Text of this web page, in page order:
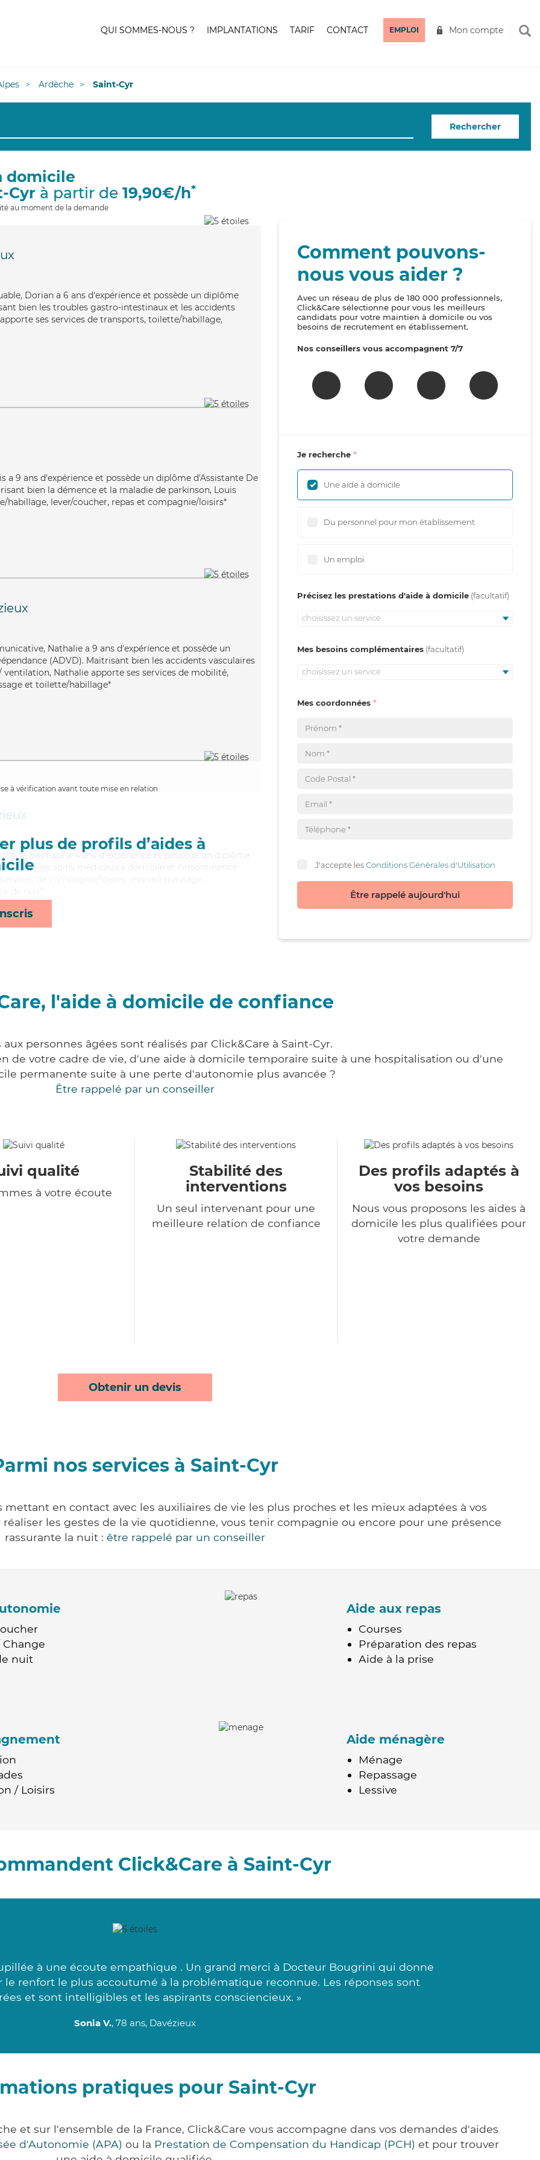
QUI SOMMES-NOUS ? IMPLANTATIONS TARIF CONTACT EMPLOI Mon compte
Ardèche Saint-Cyr
Rechercher
domicile
Cyr à partir de 19,90€/h*
au moment de la demande
Dorian a 6 ans d'expérience et possède un diplôme
bien les troubles gastro-intestinaux et les accidents
ses services de transports, toilette/habillage,
a 9 ans d'expérience et possède un diplôme d'Assistante De
bien la démence et la maladie de parkinson, Louis
habillage, lever/coucher, repas et compagnie/loisirs*
Nathalie a 9 ans d'expérience et possède un
(ADVD). Maitrisant bien les accidents vasculaires
Nathalie apporte ses services de mobilité,
et toilette/habillage*
à vérification avant toute mise en relation
plus de profils d’aides à
Baptiste a 4 ans d'expérience et possède un diplôme
bien les soins médicaux à domicile et l'incontinence
Comment pouvons-
nous vous aider ?
Avec un réseau de plus de 180 000 professionnels,
Click&Care sélectionne pour vous les meilleurs
candidats pour votre maintien à domicile ou vos
besoins de recrutement en établissement.
Nos conseillers vous accompagnent 7/7
Je recherche
Une aide à domicile
Du personnel pour mon établissement
Un emploi
Précisez les prestations d'aide à domicile
choisissez un service
Mes besoins complémentaires
choisissez un service
Mes coordonnées
J'accepte lesConditions Générales d'Utilisation
Être rappelé aujourd'hui
l'aide à domicile de confiance
aux personnes âgées sont réalisés par Click&Care à Saint-Cyr.
de votre cadre de vie, d'une aide à domicile temporaire suite à une hospitalisation ou d'une
permanente suite à une perte d'autonomie plus avancée ?
Être rappelé par un conseiller
qualité
à votre écoute
Stabilité des
interventions
Un seul intervenant pour une
meilleure relation de confiance
Des profils adaptés à
vos besoins
Nous vous proposons les aides à
domicile les plus qualifiées pour
votre demande
Obtenir un devis
nos services à Saint-Cyr
mettant en contact avec les auxiliaires de vie les plus proches et les mieux adaptées à vos
les gestes de la vie quotidienne, vous tenir compagnie ou encore pour une présence
rassurante la nuit : être rappelé par un conseiller
nuit
Aide aux repas
Courses
Préparation des repas
Aide à la prise
/ Loisirs
Aide ménagère
Ménage
Repassage
Lessive
Click&Care à Saint-Cyr
à une écoute empathique . Un grand merci à Docteur Bougrini qui donne
le renfort le plus accoutumé à la problématique reconnue. Les réponses sont
et sont intelligibles et les aspirants consciencieux. »
Sonia V., 78 ans, Davézieux
pratiques pour Saint-Cyr
et sur l'ensemble de la France, Click&Care vous accompagne dans vos demandes d'aides
d'Autonomie (APA) ou la Prestation de Compensation du Handicap (PCH) et pour trouver